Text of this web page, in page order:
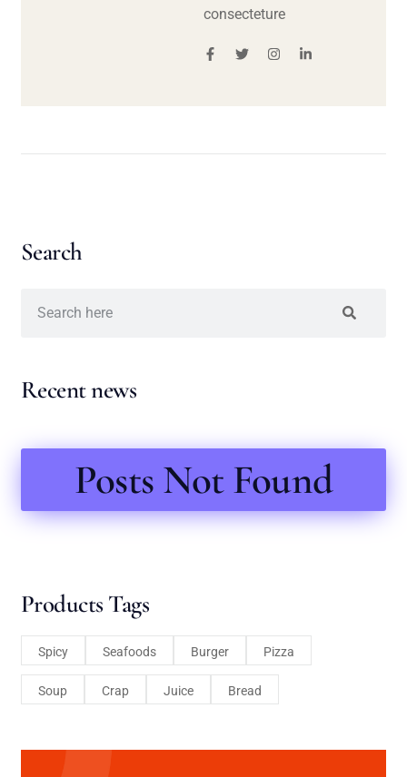
consecteture
Search
Recent news
Posts Not Found
Products Tags
Spicy Seafoods Burger Pizza
Soup Crap Juice Bread